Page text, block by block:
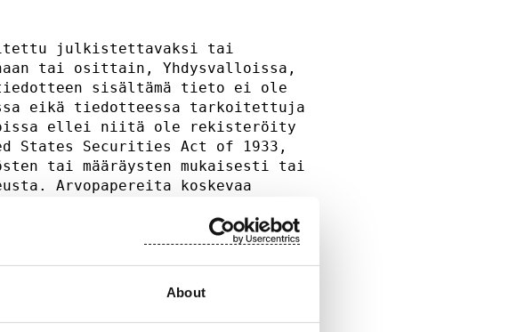
About
julkistettavaksi tai
tai osittain, Yhdysvalloissa,
tiedotteen sisältämä tieto ei ole
eikä tiedotteessa tarkoitettuja
ellei niitä ole rekisteröity
States Securities Act of 1933,
tai määräysten mukaisesti tai
Arvopapereita koskevaa
myyntiä tai hankintaa koskeva
myydä alueilla, joilla
olisi lainvastaista ennen niiden
poikkeuksen tai muun